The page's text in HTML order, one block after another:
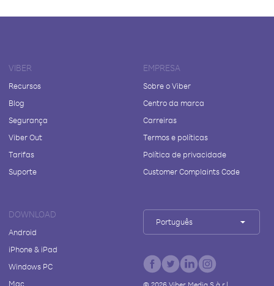
VIBER
Recursos
Blog
Segurança
Viber Out
Tarifas
Suporte
EMPRESA
Sobre o Viber
Centro da marca
Carreiras
Termos e políticas
Política de privacidade
Customer Complaints Code
DOWNLOAD
Android
iPhone & iPad
Windows PC
Mac
Português